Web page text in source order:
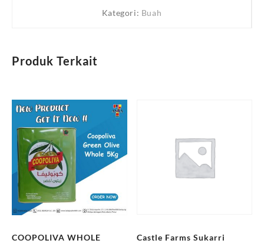
Kategori: Buah
Produk Terkait
COOPOLIVA WHOLE
Castle Farms Sukarri